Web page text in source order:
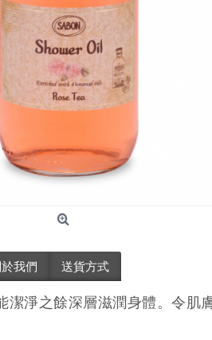
我們 送貨方式
潔淨之餘深層滋潤身體。令肌